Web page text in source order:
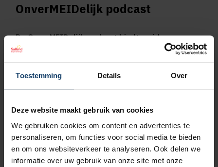
Toestemming Details Over
Deze website maakt gebruik van cookies
We gebruiken cookies om content en advertenties te
personaliseren, om functies voor social media te bieden
en om ons websiteverkeer te analyseren. Ook delen we
informatie over uw gebruik van onze site met onze
OnverMEIDelijk podcast
De OnverMEIDelijk podcast biedt meiden en
ouders een toegankelijke plek waar ze kunnen
praten over vaak lastig bespreekbare
onderwerpen, zoals mentale gezondheid,
bespreken.
Wat je kunt verwachten:
Toegankelijke uitleg over thema’s uit onze
events